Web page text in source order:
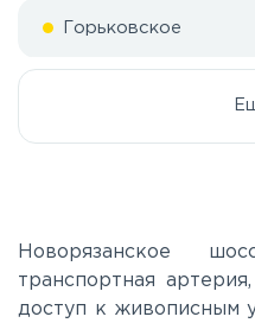
Горьковское
Калужское
Каширское
Новорязанское
транспортная
доступ к живописным